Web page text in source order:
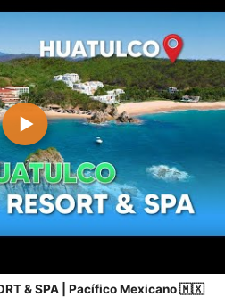
▶
& SPA | Pacífico Mexicano 🇲🇽